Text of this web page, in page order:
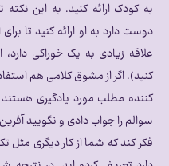
به کودک ارائه کنید. به این
دوست دارد به او ارائه کنید تا
علاقه زیادی به یک خوراکی
کنید). اگر از مشوق کلامی هم
کننده مطلب مورد یادگیری
سوالم را جواب دادی و نگویید
فکر کند که شما از کار دیگری مثل